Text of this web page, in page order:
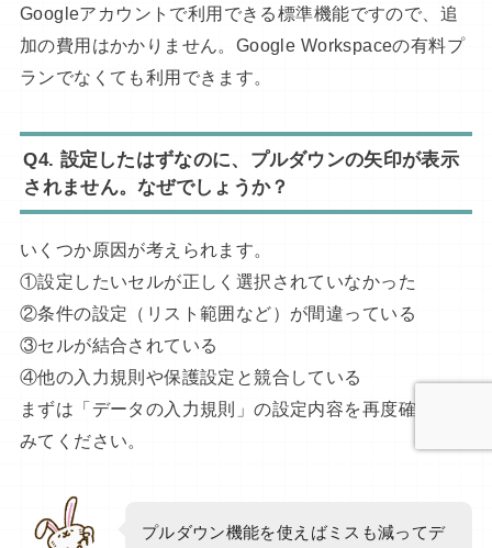
Googleアカウントで利用できる標準機能ですので、追
加の費用はかかりません。Google Workspaceの有料プ
ランでなくても利用できます。
Q4. 設定したはずなのに、プルダウンの矢印が表示
されません。なぜでしょうか？
いくつか原因が考えられます。
①設定したいセルが正しく選択されていなかった
②条件の設定（リスト範囲など）が間違っている
③セルが結合されている
④他の入力規則や保護設定と競合している
まずは「データの入力規則」の設定内容を再度確認して
みてください。
プルダウン機能を使えばミスも減ってデ